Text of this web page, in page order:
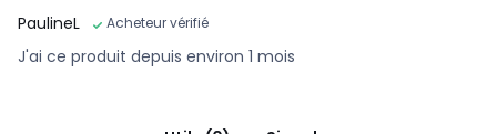
PaulineL
Acheteur vérifié
J'ai ce produit depuis environ 1 mois